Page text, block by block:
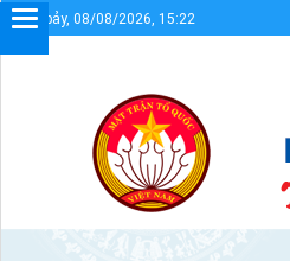
Thứ bảy, 08/08/2026, 15:22
Chào mừng bạn